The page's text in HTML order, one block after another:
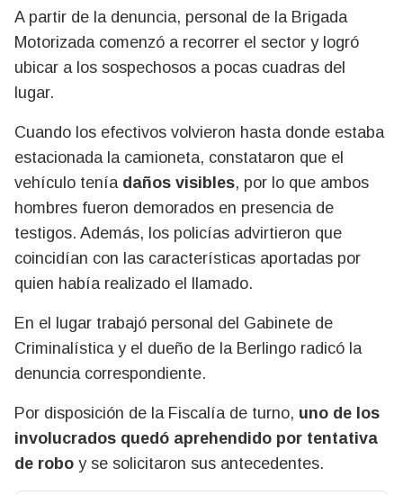
A partir de la denuncia, personal de la Brigada
Motorizada comenzó a recorrer el sector y logró
ubicar a los sospechosos a pocas cuadras del
lugar.
Cuando los efectivos volvieron hasta donde estaba
estacionada la camioneta, constataron que el
vehículo tenía daños visibles, por lo que ambos
hombres fueron demorados en presencia de
testigos. Además, los policías advirtieron que
coincidían con las características aportadas por
quien había realizado el llamado.
En el lugar trabajó personal del Gabinete de
Criminalística y el dueño de la Berlingo radicó la
denuncia correspondiente.
Por disposición de la Fiscalía de turno, uno de los
involucrados quedó aprehendido por tentativa
de robo y se solicitaron sus antecedentes.